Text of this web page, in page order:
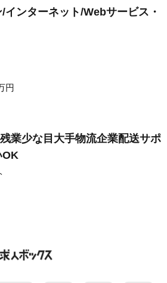
インターネット/Webサービス・
円
業少な目大手物流企業配送サポ
OK